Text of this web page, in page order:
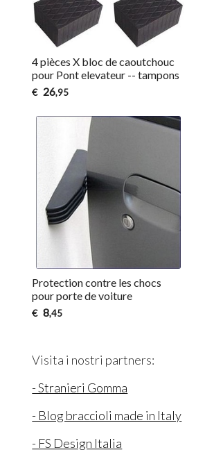
4 pièces X bloc de caoutchouc
pour Pont elevateur -- tampons
€ 26,95
Protection contre les chocs
pour porte de voiture
€ 8,45
Visita i nostri partners:
- Stranieri Gomma
- Blog braccioli made in Italy
- FS Design Italia